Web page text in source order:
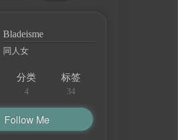
Bladeisme
同人女
分类
4
标签
34
Follow Me